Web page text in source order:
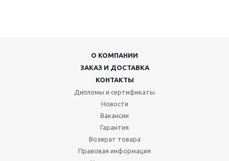
О КОМПАНИИ
ЗАКАЗ И ДОСТАВКА
КОНТАКТЫ
Дипломы и сертификаты
Новости
Вакансии
Гарантия
Возврат товара
Правовая информация